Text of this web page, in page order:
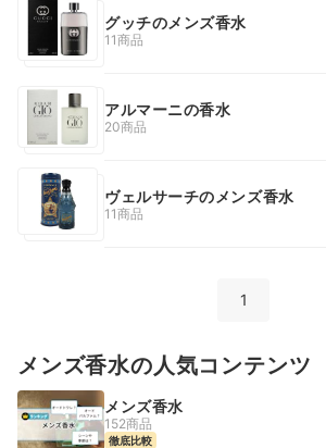
グッチのメンズ香水
11商品
アルマーニの香水
20商品
ヴェルサーチのメンズ香水
11商品
1
メンズ香水の人気コンテンツ
メンズ香水
152商品
徹底比較